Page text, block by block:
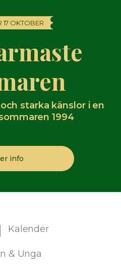
17 OKTOBER
starka känslor i en
1994
info
Kalender
& Unga